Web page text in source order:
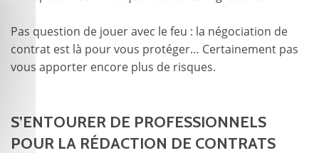
Pas question de jouer avec le feu : la négociation de
contrat est là pour vous protéger… Certainement pas
vous apporter encore plus de risques.
S’ENTOURER DE PROFESSIONNELS
POUR LA RÉDACTION DE CONTRATS